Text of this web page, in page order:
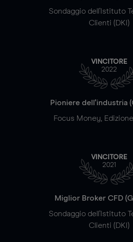
Sondaggio dell'Istituto
Clienti (DKI)
VINCITORE
2022
Pioniere dell'industria
Focus Money,
VINCITORE
2021
Miglior Broker CFD
Sondaggio dell'Istituto
Clienti (DKI)